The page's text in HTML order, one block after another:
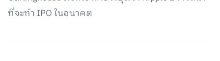
ที่จะทำ IPO ในอนาคต